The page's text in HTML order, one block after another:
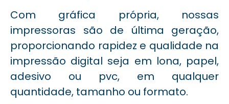
Com gráfica própria, nossas
impressoras são de última geração,
proporcionando rapidez e qualidade na
impressão digital seja em lona, papel,
adesivo ou pvc, em qualquer
quantidade, tamanho ou formato.